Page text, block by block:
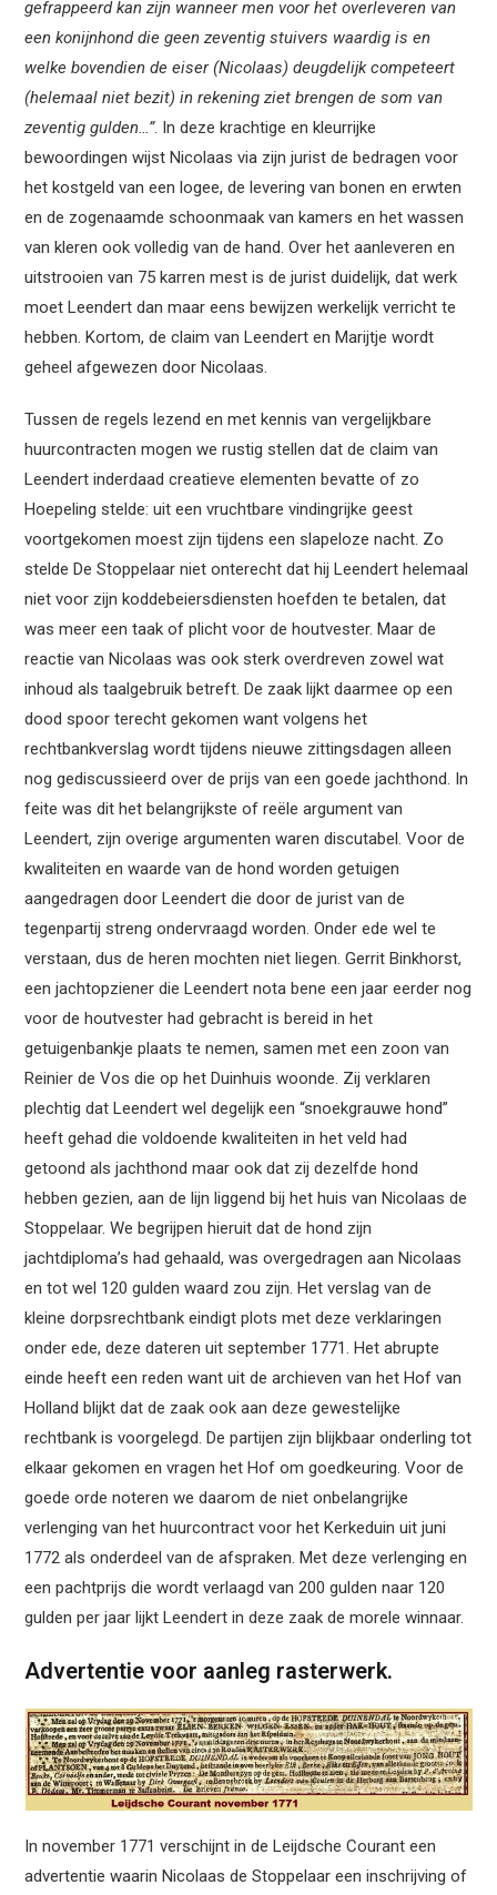
gefrappeerd kan zijn wanneer men voor het overleveren van
een konijnhond die geen zeventig stuivers waardig is en
welke bovendien de eiser (Nicolaas) deugdelijk competeert
(helemaal niet bezit) in rekening ziet brengen de som van
zeventig gulden…”. In deze krachtige en kleurrijke
bewoordingen wijst Nicolaas via zijn jurist de bedragen voor
het kostgeld van een logee, de levering van bonen en erwten
en de zogenaamde schoonmaak van kamers en het wassen
van kleren ook volledig van de hand. Over het aanleveren en
uitstrooien van 75 karren mest is de jurist duidelijk, dat werk
moet Leendert dan maar eens bewijzen werkelijk verricht te
hebben. Kortom, de claim van Leendert en Marijtje wordt
geheel afgewezen door Nicolaas.
Tussen de regels lezend en met kennis van vergelijkbare
huurcontracten mogen we rustig stellen dat de claim van
Leendert inderdaad creatieve elementen bevatte of zo
Hoepeling stelde: uit een vruchtbare vindingrijke geest
voortgekomen moest zijn tijdens een slapeloze nacht. Zo
stelde De Stoppelaar niet onterecht dat hij Leendert helemaal
niet voor zijn koddebeiersdiensten hoefden te betalen, dat
was meer een taak of plicht voor de houtvester. Maar de
reactie van Nicolaas was ook sterk overdreven zowel wat
inhoud als taalgebruik betreft. De zaak lijkt daarmee op een
dood spoor terecht gekomen want volgens het
rechtbankverslag wordt tijdens nieuwe zittingsdagen alleen
nog gediscussieerd over de prijs van een goede jachthond. In
feite was dit het belangrijkste of reële argument van
Leendert, zijn overige argumenten waren discutabel. Voor de
kwaliteiten en waarde van de hond worden getuigen
aangedragen door Leendert die door de jurist van de
tegenpartij streng ondervraagd worden. Onder ede wel te
verstaan, dus de heren mochten niet liegen. Gerrit Binkhorst,
een jachtopziener die Leendert nota bene een jaar eerder nog
voor de houtvester had gebracht is bereid in het
getuigenbankje plaats te nemen, samen met een zoon van
Reinier de Vos die op het Duinhuis woonde. Zij verklaren
plechtig dat Leendert wel degelijk een “snoekgrauwe hond”
heeft gehad die voldoende kwaliteiten in het veld had
getoond als jachthond maar ook dat zij dezelfde hond
hebben gezien, aan de lijn liggend bij het huis van Nicolaas de
Stoppelaar. We begrijpen hieruit dat de hond zijn
jachtdiploma’s had gehaald, was overgedragen aan Nicolaas
en tot wel 120 gulden waard zou zijn. Het verslag van de
kleine dorpsrechtbank eindigt plots met deze verklaringen
onder ede, deze dateren uit september 1771. Het abrupte
einde heeft een reden want uit de archieven van het Hof van
Holland blijkt dat de zaak ook aan deze gewestelijke
rechtbank is voorgelegd. De partijen zijn blijkbaar onderling tot
elkaar gekomen en vragen het Hof om goedkeuring. Voor de
goede orde noteren we daarom de niet onbelangrijke
verlenging van het huurcontract voor het Kerkeduin uit juni
1772 als onderdeel van de afspraken. Met deze verlenging en
een pachtprijs die wordt verlaagd van 200 gulden naar 120
gulden per jaar lijkt Leendert in deze zaak de morele winnaar.
Advertentie voor aanleg rasterwerk.
In november 1771 verschijnt in de Leijdsche Courant een
advertentie waarin Nicolaas de Stoppelaar een inschrijving of